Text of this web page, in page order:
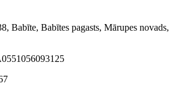
Babīte, Babītes pagasts, Mārupes novads,